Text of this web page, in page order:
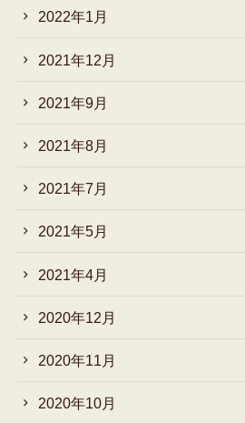
2022年1月
2021年12月
2021年9月
2021年8月
2021年7月
2021年5月
2021年4月
2020年12月
2020年11月
2020年10月